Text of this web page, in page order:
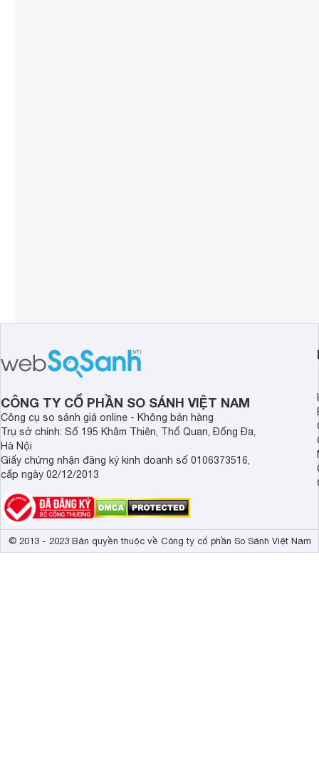
CÔNG TY CỔ PHẦN SO SÁNH VIỆT NAM
Công cụ so sánh giá online - Không bán hàng
Trụ sở chính: Số 195 Khâm Thiên, Thổ Quan, Đống Đa,
Hà Nội
Giấy chứng nhận đăng ký kinh doanh số 0106373516,
cấp ngày 02/12/2013
© 2013 - 2023 Bản quyền thuộc về Công ty cổ phần So Sánh Việt Nam